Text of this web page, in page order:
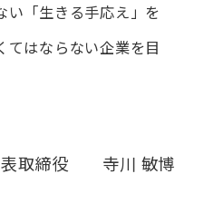
い「生きる手応え」を
てはならない企業を目
取締役 寺川 敏博